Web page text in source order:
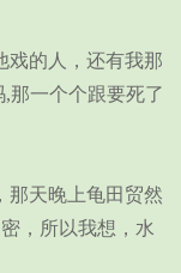
的人，还有我那
那一个个跟要死了
天晚上龟田贸然
，所以我想，水